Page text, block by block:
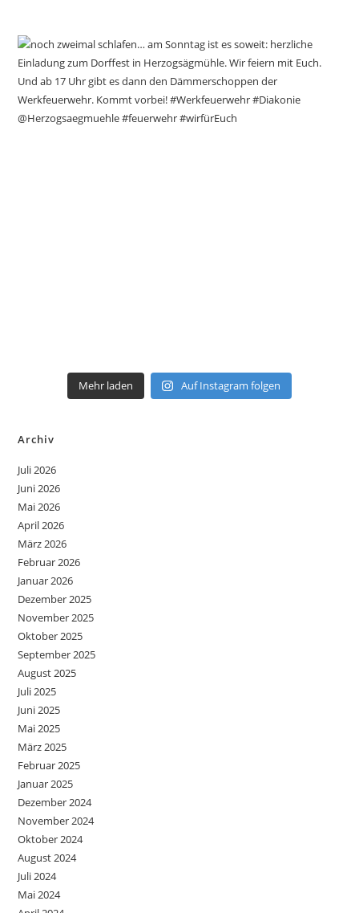
Mehr laden Auf Instagram folgen
Archiv
Juli 2026
Juni 2026
Mai 2026
April 2026
März 2026
Februar 2026
Januar 2026
Dezember 2025
November 2025
Oktober 2025
September 2025
August 2025
Juli 2025
Juni 2025
Mai 2025
März 2025
Februar 2025
Januar 2025
Dezember 2024
November 2024
Oktober 2024
August 2024
Juli 2024
Mai 2024